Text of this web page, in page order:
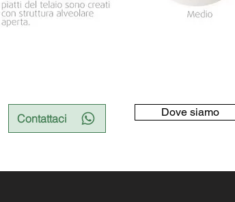
Contattaci Dove siamo